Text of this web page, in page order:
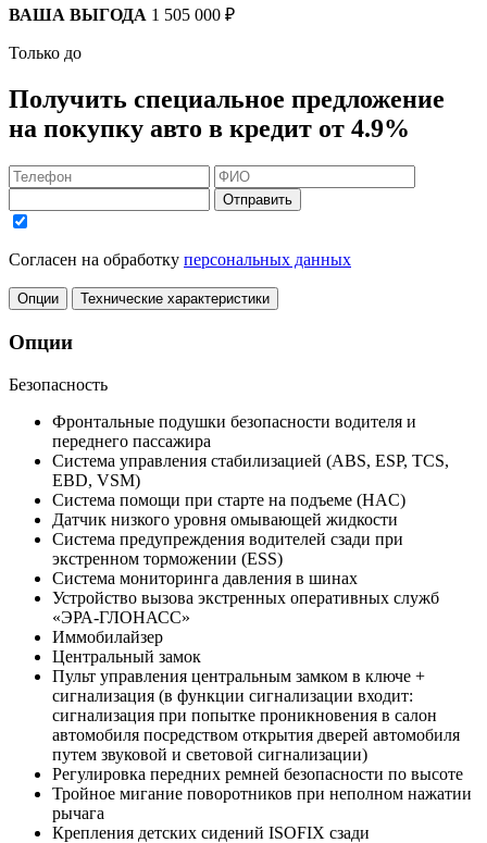
ВАША ВЫГОДА 1 505 000 ₽
Только до
Получить специальное предложение
на покупку авто в кредит от 4.9%
Отправить
Согласен на обработку персональных данных
Опции Технические характеристики
Опции
Безопасность
Фронтальные подушки безопасности водителя и
переднего пассажира
Система управления стабилизацией (ABS, ESP, TCS,
EBD, VSM)
Система помощи при старте на подъеме (HAC)
Датчик низкого уровня омывающей жидкости
Система предупреждения водителей сзади при
экстренном торможении (ESS)
Система мониторинга давления в шинах
Устройство вызова экстренных оперативных служб
«ЭРА-ГЛОНАСС»
Иммобилайзер
Центральный замок
Пульт управления центральным замком в ключе +
сигнализация (в функции сигнализации входит:
сигнализация при попытке проникновения в салон
автомобиля посредством открытия дверей автомобиля
путем звуковой и световой сигнализации)
Регулировка передних ремней безопасности по высоте
Тройное мигание поворотников при неполном нажатии
рычага
Крепления детских сидений ISOFIX сзади